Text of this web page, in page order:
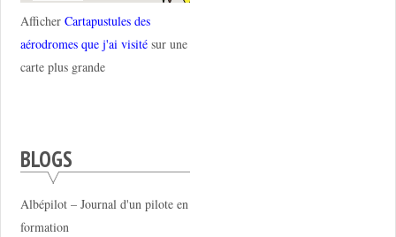
Afficher Cartapustules des
aérodromes que j'ai visitésur une
carte plus grande
BLOGS
Albépilot – Journal d'un pilote en
formation